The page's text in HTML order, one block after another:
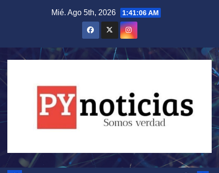
Mié. Ago 5th, 2026 1:41:07 AM